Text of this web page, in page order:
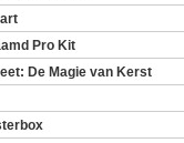
Pro Kit
De Magie van Kerst